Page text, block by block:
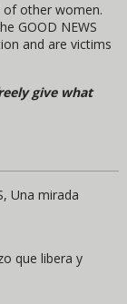
of other women.
GOOD NEWS
and are victims
give what
Una mirada
que libera y